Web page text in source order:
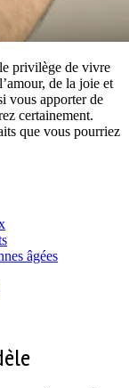
privilège de vivre
de la joie et
vous apporter de
certainement.
que vous pourriez
âgées